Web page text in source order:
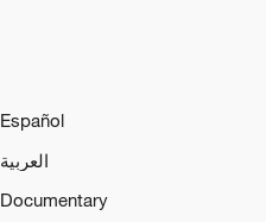
Español
العربية
Documentary